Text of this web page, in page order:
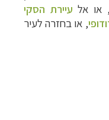
, או אל עיירת הסקי
, או בחזרה לעיר